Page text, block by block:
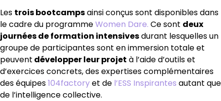
Les trois bootcampsainsi conçus sont disponibles dans
le cadre du programmeWomen Dare. Ce sont deux
journées de formation intensivesdurant lesquelles un
groupe de participantes sont en immersion totale et
peuvent développer leur projet à l’aide d’outils et
d’exercices concrets, des expertises complémentaires
des équipes104factoryet de l’ESS Inspirantes autant que
de l’intelligence collective.